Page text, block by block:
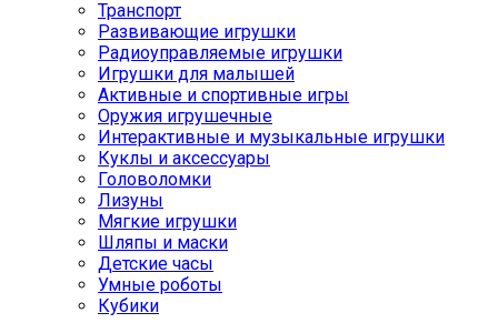
Транспорт
Развивающие игрушки
Радиоуправляемые игрушки
Игрушки для малышей
Активные и спортивные игры
Оружия игрушечные
Интерактивные и музыкальные игрушки
Куклы и аксессуары
Головоломки
Лизуны
Мягкие игрушки
Шляпы и маски
Детские часы
Умные роботы
Кубики